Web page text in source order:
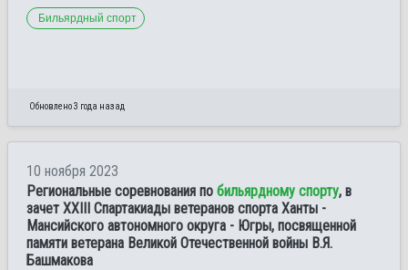
Бильярдный спорт
Обновлено 3 года назад
10 ноября 2023
Региональные соревнования по бильярдному спорту, в
зачет XXIII Спартакиады ветеранов спорта Ханты -
Мансийского автономного округа - Югры, посвященной
памяти ветерана Великой Отечественной войны В.Я.
Башмакова